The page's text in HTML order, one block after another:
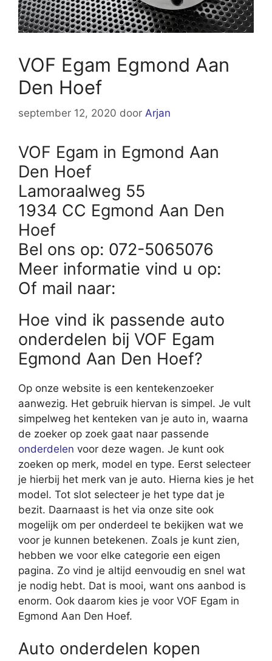
VOF Egam Egmond Aan
Den Hoef
september 12, 2020 door Arjan
VOF Egam in Egmond Aan
Den Hoef
Lamoraalweg 55
1934 CC Egmond Aan Den
Hoef
Bel ons op: 072-5065076
Meer informatie vind u op:
Of mail naar:
Hoe vind ik passende auto
onderdelen bij VOF Egam
Egmond Aan Den Hoef?
Op onze website is een kentekenzoeker
aanwezig. Het gebruik hiervan is simpel. Je vult
simpelweg het kenteken van je auto in, waarna
de zoeker op zoek gaat naar passende
onderdelen voor deze wagen. Je kunt ook
zoeken op merk, model en type. Eerst selecteer
je hierbij het merk van je auto. Hierna kies je het
model. Tot slot selecteer je het type dat je
bezit. Daarnaast is het via onze site ook
mogelijk om per onderdeel te bekijken wat we
voor je kunnen betekenen. Zoals je kunt zien,
hebben we voor elke categorie een eigen
pagina. Zo vind je altijd eenvoudig en snel wat
je nodig hebt. Dat is mooi, want ons aanbod is
enorm. Ook daarom kies je voor VOF Egam in
Egmond Aan Den Hoef.
Auto onderdelen kopen